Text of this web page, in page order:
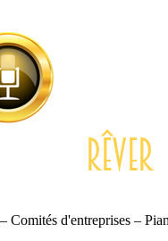
Comités d'entreprises –